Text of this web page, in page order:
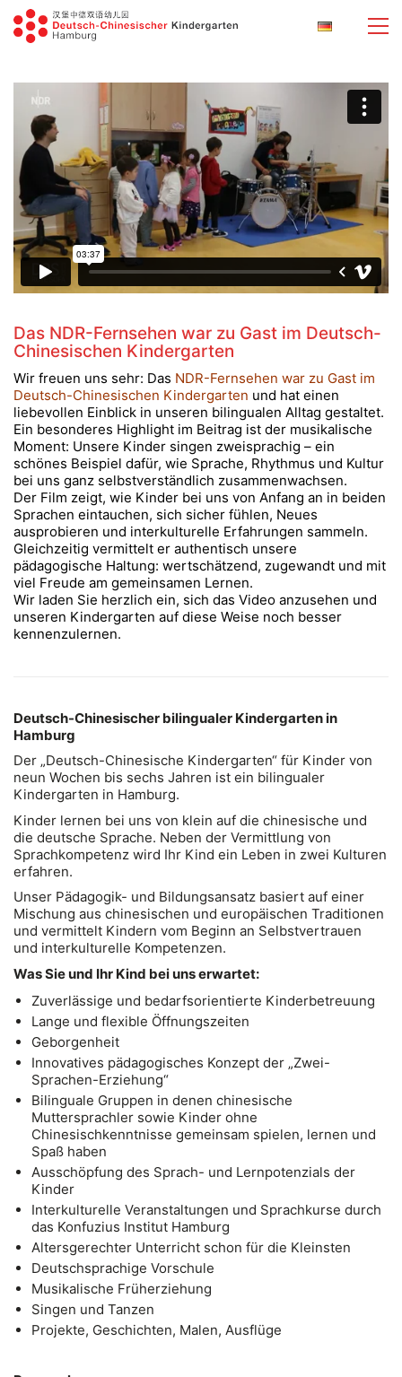
Das NDR-Fernsehen war zu Gast im Deutsch-
Chinesischen Kindergarten
Wir freuen uns sehr: Das NDR-Fernsehen war zu Gast im
Deutsch-Chinesischen Kindergarten und hat einen
liebevollen Einblick in unseren bilingualen Alltag gestaltet.
Ein besonderes Highlight im Beitrag ist der musikalische
Moment: Unsere Kinder singen zweisprachig – ein
schönes Beispiel dafür, wie Sprache, Rhythmus und Kultur
bei uns ganz selbstverständlich zusammenwachsen.
Der Film zeigt, wie Kinder bei uns von Anfang an in beiden
Sprachen eintauchen, sich sicher fühlen, Neues
ausprobieren und interkulturelle Erfahrungen sammeln.
Gleichzeitig vermittelt er authentisch unsere
pädagogische Haltung: wertschätzend, zugewandt und mit
viel Freude am gemeinsamen Lernen.
Wir laden Sie herzlich ein, sich das Video anzusehen und
unseren Kindergarten auf diese Weise noch besser
kennenzulernen.
Deutsch-Chinesischer bilingualer Kindergarten in
Hamburg
Der „Deutsch-Chinesische Kindergarten“ für Kinder von
neun Wochen bis sechs Jahren ist ein bilingualer
Kindergarten in Hamburg.
Kinder lernen bei uns von klein auf die chinesische und
die deutsche Sprache. Neben der Vermittlung von
Sprachkompetenz wird Ihr Kind ein Leben in zwei Kulturen
erfahren.
Unser Pädagogik- und Bildungsansatz basiert auf einer
Mischung aus chinesischen und europäischen Traditionen
und vermittelt Kindern vom Beginn an Selbstvertrauen
und interkulturelle Kompetenzen.
Was Sie und Ihr Kind bei uns erwartet:
Zuverlässige und bedarfsorientierte Kinderbetreuung
Lange und flexible Öffnungszeiten
Geborgenheit
Innovatives pädagogisches Konzept der „Zwei-
Sprachen-Erziehung“
Bilinguale Gruppen in denen chinesische
Muttersprachler sowie Kinder ohne
Chinesischkenntnisse gemeinsam spielen, lernen und
Spaß haben
Ausschöpfung des Sprach- und Lernpotenzials der
Kinder
Interkulturelle Veranstaltungen und Sprachkurse durch
das Konfuzius Institut Hamburg
Altersgerechter Unterricht schon für die Kleinsten
Deutschsprachige Vorschule
Musikalische Früherziehung
Singen und Tanzen
Projekte, Geschichten, Malen, Ausflüge